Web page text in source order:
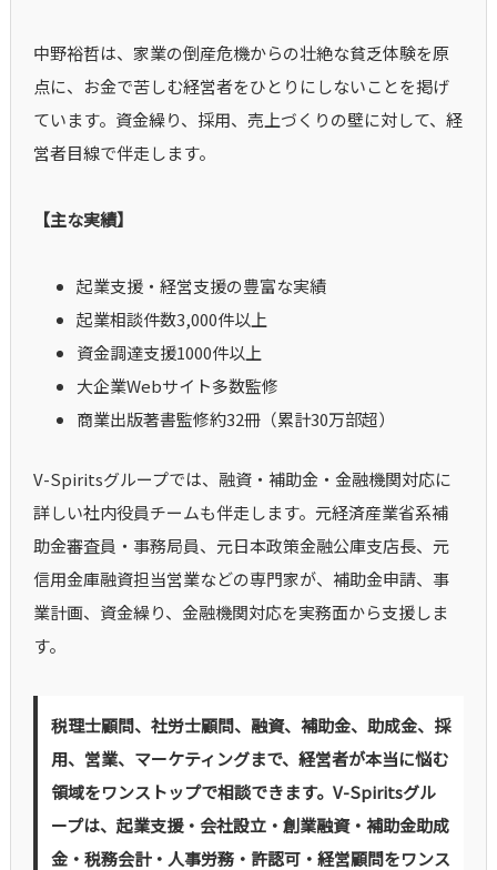
中野裕哲は、家業の倒産危機からの壮絶な貧乏体験を原
点に、お金で苦しむ経営者をひとりにしないことを掲げ
ています。資金繰り、採用、売上づくりの壁に対して、経
営者目線で伴走します。
【主な実績】
起業支援・経営支援の豊富な実績
起業相談件数3,000件以上
資金調達支援1000件以上
大企業Webサイト多数監修
商業出版著書監修約32冊（累計30万部超）
V-Spiritsグループでは、融資・補助金・金融機関対応に
詳しい社内役員チームも伴走します。元経済産業省系補
助金審査員・事務局員、元日本政策金融公庫支店長、元
信用金庫融資担当営業などの専門家が、補助金申請、事
業計画、資金繰り、金融機関対応を実務面から支援しま
す。
税理士顧問、社労士顧問、融資、補助金、助成金、採
用、営業、マーケティングまで、経営者が本当に悩む
領域をワンストップで相談できます。V-Spiritsグル
ープは、起業支援・会社設立・創業融資・補助金助成
金・税務会計・人事労務・許認可・経営顧問をワンス